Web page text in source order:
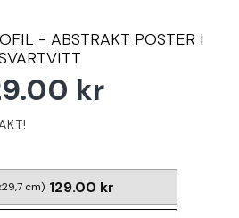
- ABSTRAKT POSTER I
kr
cm) 129.00 kr